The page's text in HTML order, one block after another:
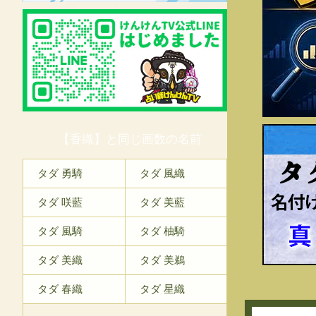
【香織】と同じ画数の名前
タダ 勇騎 タダ 風織
タダ 咲藍 タダ 美藍
タダ 風騎 タダ 柚騎
タダ 美織 タダ 美鵜
タダ 春織 タダ 星織
タ